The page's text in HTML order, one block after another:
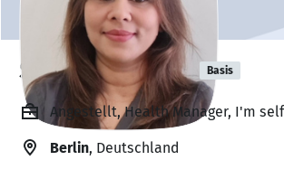
Shalini Sharma Basis
Angestellt, Health Manager, I'm
Berlin, Deutschland